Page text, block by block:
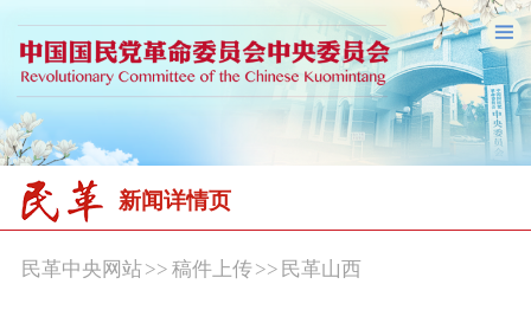
新闻详情页
民革中央网站>> 稿件上传 >> 民革山西